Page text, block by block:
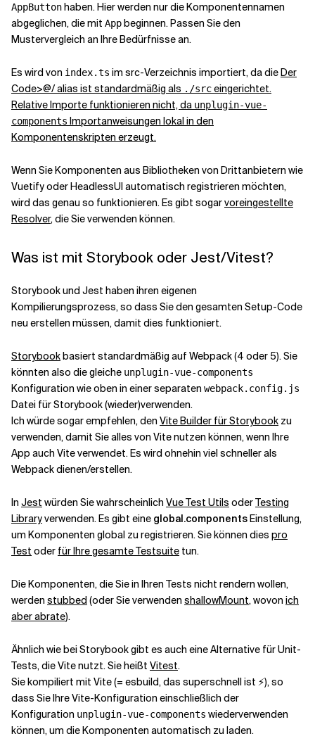
AppButtonhaben. Hier werden nur die Komponentennamen
abgeglichen, die mit Appbeginnen. Passen Sie den
Mustervergleich an Ihre Bedürfnisse an.
Es wird von index.ts im src-Verzeichnis importiert, da dieDer
Code>@/ alias ist standardmäßig als ./srceingerichtet.
Relative Importe funktionieren nicht, da unplugin-vue-
components Importanweisungen lokal in den
Komponentenskripten erzeugt.
Wenn Sie Komponenten aus Bibliotheken von Drittanbietern wie
Vuetify oder HeadlessUI automatisch registrieren möchten,
wird das genau so funktionieren. Es gibt sogarvoreingestellte
Resolver, die Sie verwenden können.
Was ist mit Storybook oder Jest/Vitest?
Storybook und Jest haben ihren eigenen
Kompilierungsprozess, so dass Sie den gesamten Setup-Code
neu erstellen müssen, damit dies funktioniert.
Storybookbasiert standardmäßig auf Webpack (4 oder 5). Sie
könnten also die gleiche unplugin-vue-components
Konfiguration wie oben in einer separaten webpack.config.js
Datei für Storybook (wieder)verwenden.
Ich würde sogar empfehlen, den Vite Builder für Storybook zu
verwenden, damit Sie alles von Vite nutzen können, wenn Ihre
App auch Vite verwendet. Es wird ohnehin viel schneller als
Webpack dienen/erstellen.
In Jest würden Sie wahrscheinlich Vue Test Utils oderTesting
Libraryverwenden. Es gibt eine global.componentsEinstellung,
um Komponenten global zu registrieren. Sie können dies pro
Test oder für Ihre gesamte Testsuite tun.
Die Komponenten, die Sie in Ihren Tests nicht rendern wollen,
werden stubbed (oder Sie verwenden shallowMount, wovon ich
aber abrate).
Ähnlich wie bei Storybook gibt es auch eine Alternative für Unit-
Tests, die Vite nutzt. Sie heißt Vitest.
Sie kompiliert mit Vite (= esbuild, das superschnell ist ⚡️), so
dass Sie Ihre Vite-Konfiguration einschließlich der
Konfiguration unplugin-vue-components wiederverwenden
können, um die Komponenten automatisch zu laden.